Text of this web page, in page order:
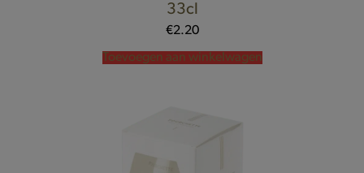
33cl
€2.20
Toevoegen aan winkelwagen